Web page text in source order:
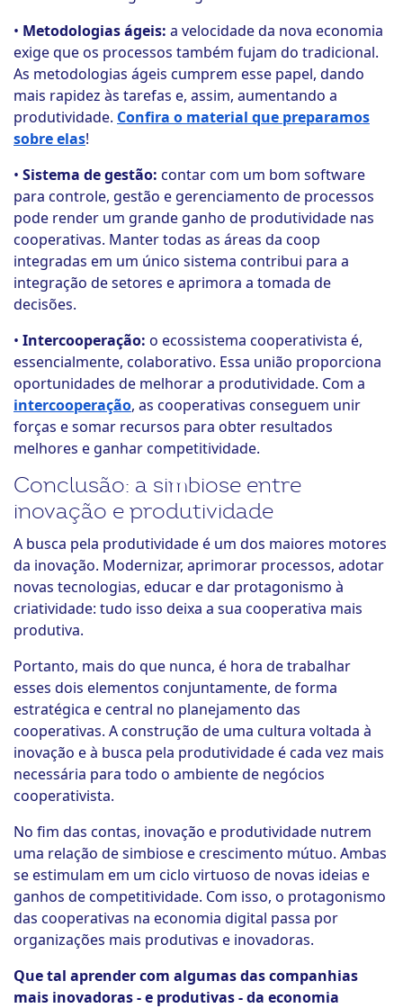
• Metodologias ágeis: a velocidade da nova economia
exige que os processos também fujam do tradicional.
As metodologias ágeis cumprem esse papel, dando
mais rapidez às tarefas e, assim, aumentando a
produtividade. Confira o material que preparamos
sobre elas!
• Sistema de gestão: contar com um bom software
para controle, gestão e gerenciamento de processos
pode render um grande ganho de produtividade nas
cooperativas. Manter todas as áreas da coop
integradas em um único sistema contribui para a
integração de setores e aprimora a tomada de
decisões.
• Intercooperação: o ecossistema cooperativista é,
essencialmente, colaborativo. Essa união proporciona
oportunidades de melhorar a produtividade. Com a
intercooperação, as cooperativas conseguem unir
forças e somar recursos para obter resultados
melhores e ganhar competitividade.
Conclusão: a simbiose entre
inovação e produtividade
A busca pela produtividade é um dos maiores motores
da inovação. Modernizar, aprimorar processos, adotar
novas tecnologias, educar e dar protagonismo à
criatividade: tudo isso deixa a sua cooperativa mais
produtiva.
Portanto, mais do que nunca, é hora de trabalhar
esses dois elementos conjuntamente, de forma
estratégica e central no planejamento das
cooperativas. A construção de uma cultura voltada à
inovação e à busca pela produtividade é cada vez mais
necessária para todo o ambiente de negócios
cooperativista.
No fim das contas, inovação e produtividade nutrem
uma relação de simbiose e crescimento mútuo. Ambas
se estimulam em um ciclo virtuoso de novas ideias e
ganhos de competitividade. Com isso, o protagonismo
das cooperativas na economia digital passa por
organizações mais produtivas e inovadoras.
Que tal aprender com algumas das companhias
mais inovadoras - e produtivas - da economia